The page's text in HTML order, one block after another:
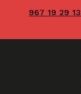
967 19 29 13